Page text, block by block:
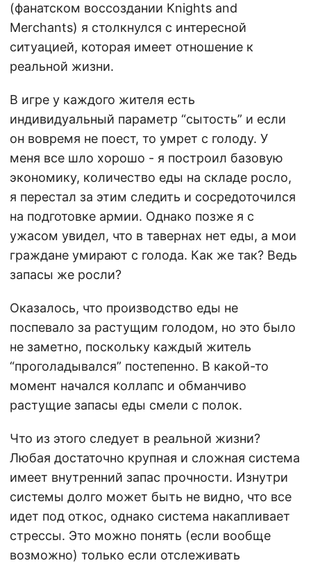
(фанатском воссоздании Knights and
Merchants) я столкнулся с интересной
ситуацией, которая имеет отношение к
реальной жизни.
В игре у каждого жителя есть
индивидуальный параметр “сытость” и если
он вовремя не поест, то умрет с голоду. У
меня все шло хорошо - я построил базовую
экономику, количество еды на складе росло,
я перестал за этим следить и сосредоточился
на подготовке армии. Однако позже я с
ужасом увидел, что в тавернах нет еды, а мои
граждане умирают с голода. Как же так? Ведь
запасы же росли?
Оказалось, что производство еды не
поспевало за растущим голодом, но это было
не заметно, поскольку каждый житель
“проголадывался” постепенно. В какой-то
момент начался коллапс и обманчиво
растущие запасы еды смели с полок.
Что из этого следует в реальной жизни?
Любая достаточно крупная и сложная система
имеет внутренний запас прочности. Изнутри
системы долго может быть не видно, что все
идет под откос, однако система накапливает
стрессы. Это можно понять (если вообще
возможно) только если отслеживать